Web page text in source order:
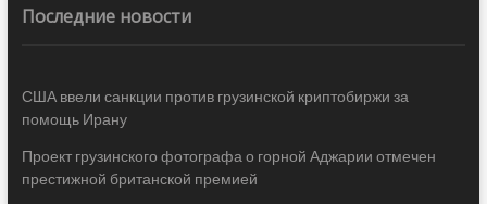
Последние новости
США ввели санкции против грузинской криптобиржи за
помощь Ирану
Проект грузинского фотографа о горной Аджарии отмечен
престижной британской премией